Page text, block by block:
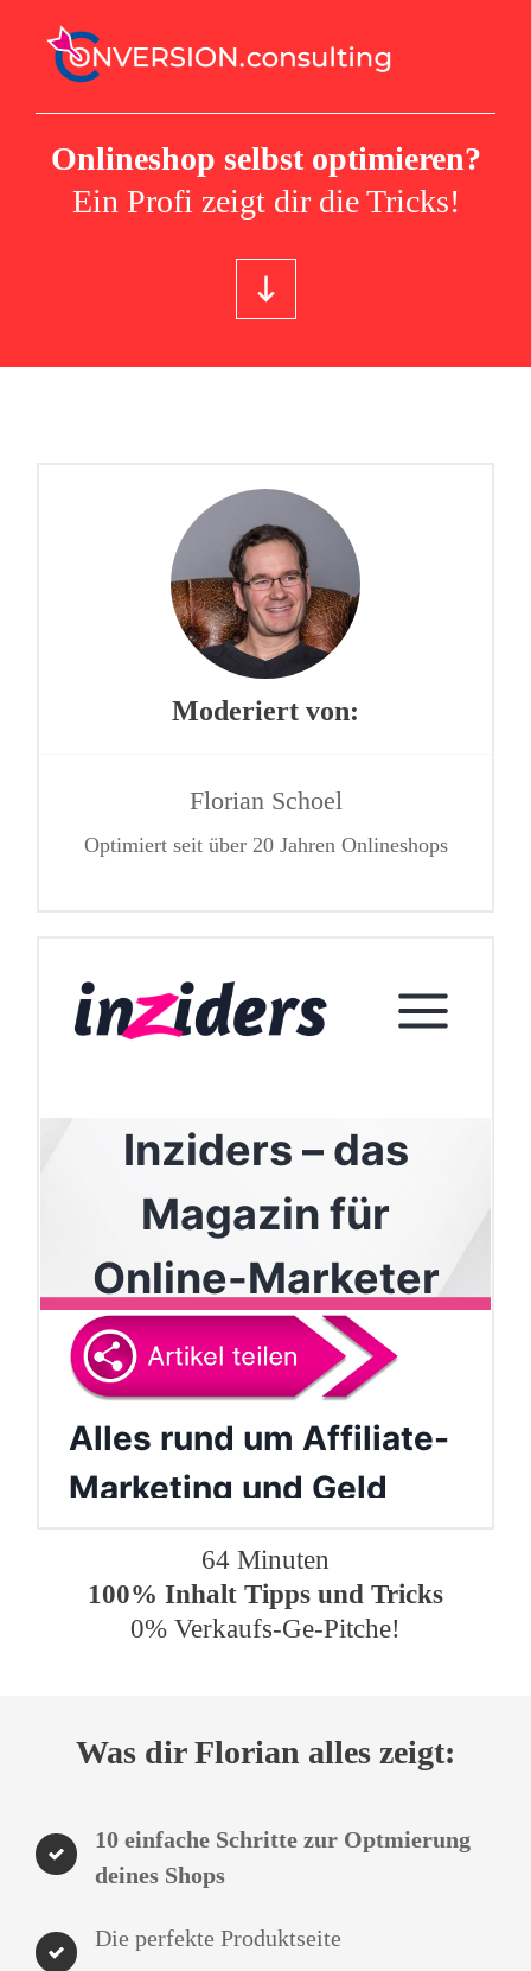
Onlineshop selbst optimieren?
Ein Profi zeigt dir die Tricks!
Moderiert von:
Florian Schoel
Optimiert seit über 20 Jahren Onlineshops
64 Minuten
100% Inhalt Tipps und Tricks
0% Verkaufs-Ge-Pitche!
Was dir Florian alles zeigt:
10 einfache Schritte zur Optmierung
deines Shops
Die perfekte Produktseite